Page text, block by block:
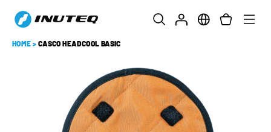
HOME > CASCO HEADCOOL BASIC